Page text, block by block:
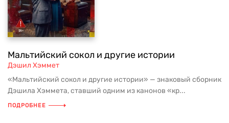
Мальтийский сокол и другие истории
Дэшил Хэммет
«Мальтийский сокол и другие истории» — знаковый сборник
Дэшила Хэммета, ставший одним из канонов «кр...
ПОДРОБНЕЕ